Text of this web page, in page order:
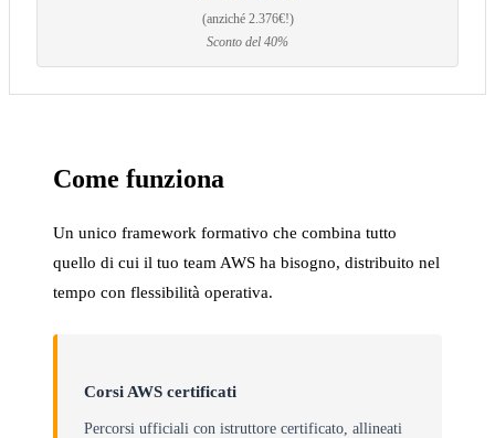
(anziché 2.376€!)
Sconto del 40%
Come funziona
Un unico framework formativo che combina tutto
quello di cui il tuo team AWS ha bisogno, distribuito nel
tempo con flessibilità operativa.
Corsi AWS certificati
Percorsi ufficiali con istruttore certificato, allineati